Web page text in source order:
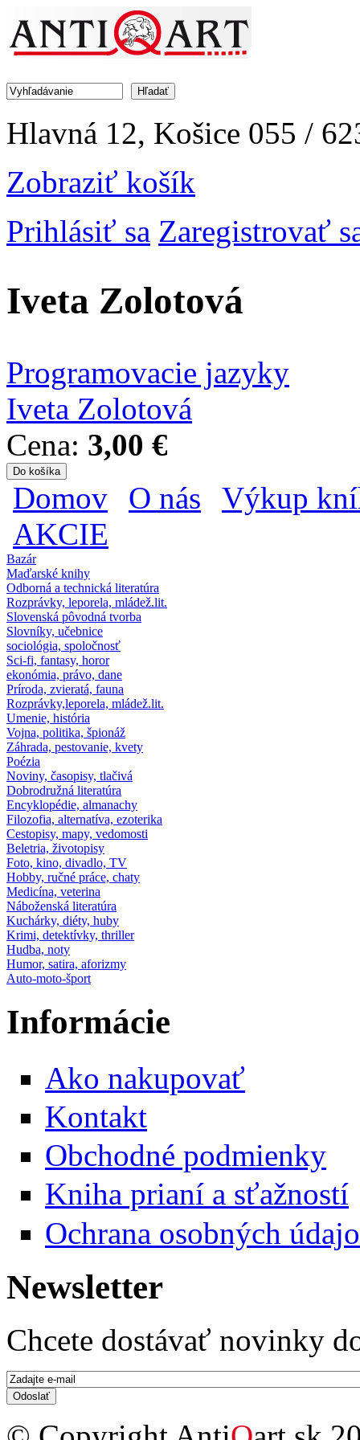
Vyhľadávanie
Hlavná 12, Košice 055 /
Zobraziť košík
Prihlásiť sa Zaregistrovať
Iveta Zolotová
Programovacie jazyky
Iveta Zolotová
Cena: 3,00 €
Hlavné menu
Domov O nás
Výkup
AKCIE
Bazár
Maďarské knihy
Odborná a technická literatúra
Rozprávky, leporela, mládež.lit.
Slovenská pôvodná tvorba
Slovníky, učebnice
sociológia, spoločnosť
Sci-fi, fantasy, horor
ekonómia, právo, dane
Príroda, zvieratá, fauna
Rozprávky,leporela, mládež.lit.
Umenie, história
Vojna, politika, špionáž
Záhrada, pestovanie, kvety
Poézia
Noviny, časopisy, tlačivá
Dobrodružná literatúra
Encyklopédie, almanachy
Filozofia, alternatíva, ezoterika
Cestopisy, mapy, vedomosti
Beletria, životopisy
Foto, kino, divadlo, TV
Hobby, ručné práce, chaty
Medicína, veterina
Náboženská literatúra
Kuchárky, diéty, huby
Krimi, detektívky, thriller
Hudba, noty
Humor, satira, aforizmy
Auto-moto-šport
Informácie
Ako nakupovať
Kontakt
Obchodné podmienky
Kniha prianí a sťažností
Ochrana osobných
Newsletter
Chcete dostávať novinky
E-mail*